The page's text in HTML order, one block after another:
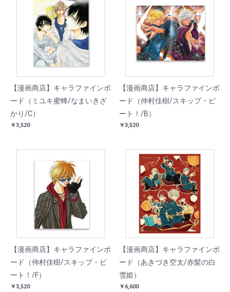
【漫画商店】キャラファインボ
ード（ミユキ蜜蜂/なまいきざ
かり/C）
￥3,520
【漫画商店】キャラファインボ
ード（仲村佳樹/スキップ・ビ
ート！/B）
￥3,520
【漫画商店】キャラファインボ
ード（仲村佳樹/スキップ・ビ
ート！/F）
￥3,520
【漫画商店】キャラファインボ
ード（あきづき空太/赤髪の白
雪姫）
￥6,600